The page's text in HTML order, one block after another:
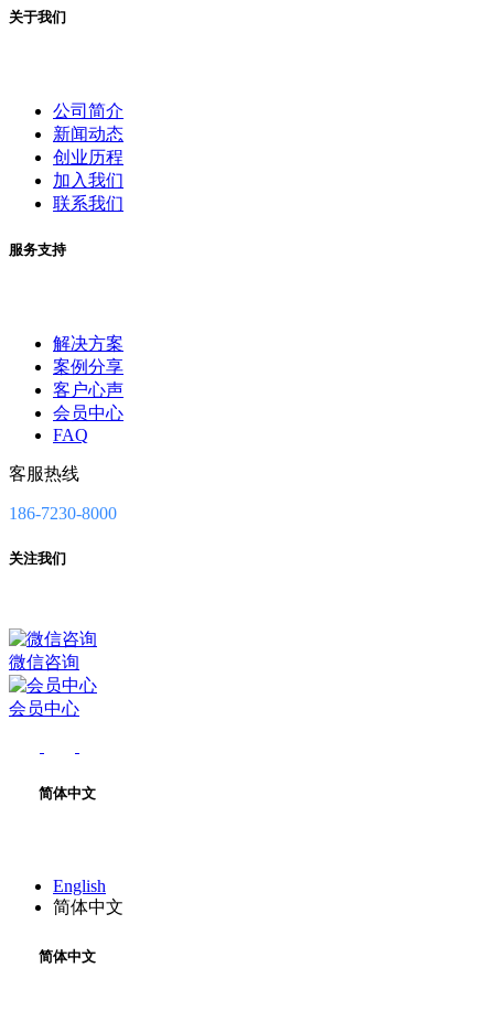
关于我们
公司简介
新闻动态
创业历程
加入我们
联系我们
服务支持
解决方案
案例分享
客户心声
会员中心
FAQ
客服热线
186-7230-8000
关注我们
微信咨询
会员中心
简体中文
English
简体中文
简体中文